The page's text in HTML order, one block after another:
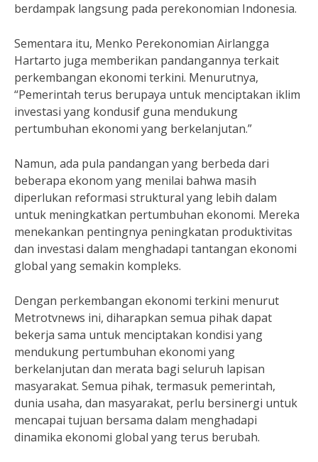
berdampak langsung pada perekonomian Indonesia.
Sementara itu, Menko Perekonomian Airlangga
Hartarto juga memberikan pandangannya terkait
perkembangan ekonomi terkini. Menurutnya,
“Pemerintah terus berupaya untuk menciptakan iklim
investasi yang kondusif guna mendukung
pertumbuhan ekonomi yang berkelanjutan.”
Namun, ada pula pandangan yang berbeda dari
beberapa ekonom yang menilai bahwa masih
diperlukan reformasi struktural yang lebih dalam
untuk meningkatkan pertumbuhan ekonomi. Mereka
menekankan pentingnya peningkatan produktivitas
dan investasi dalam menghadapi tantangan ekonomi
global yang semakin kompleks.
Dengan perkembangan ekonomi terkini menurut
Metrotvnews ini, diharapkan semua pihak dapat
bekerja sama untuk menciptakan kondisi yang
mendukung pertumbuhan ekonomi yang
berkelanjutan dan merata bagi seluruh lapisan
masyarakat. Semua pihak, termasuk pemerintah,
dunia usaha, dan masyarakat, perlu bersinergi untuk
mencapai tujuan bersama dalam menghadapi
dinamika ekonomi global yang terus berubah.